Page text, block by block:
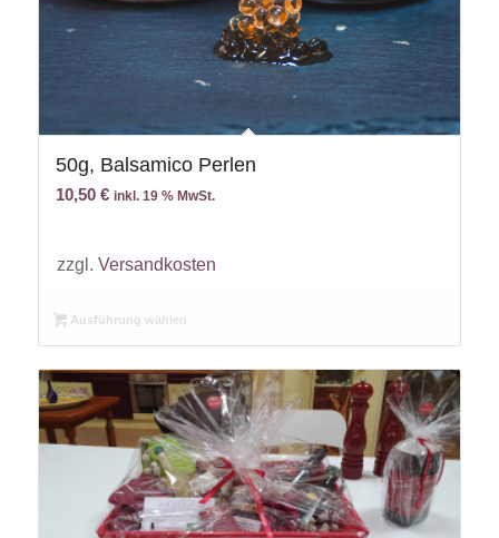
50g, Balsamico Perlen
10,50 € inkl. 19 % MwSt.
zzgl. Versandkosten
Ausführung wählen